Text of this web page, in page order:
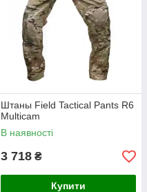
Штаны Field Tactical Pants R6
Multicam
В наявності
3 718 ₴
Купити